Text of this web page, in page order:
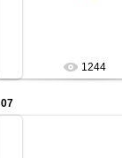
1244
07